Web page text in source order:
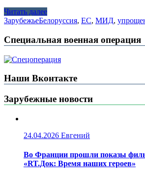
Читать далее
ЗарубежьеБелоруссия, ЕС, МИД,
Специальная военная операция
Наши Вконтакте
Зарубежные новости
24.04.2026 Евгений
Во Франции прошли показы
«RT.Док: Время наших героев»